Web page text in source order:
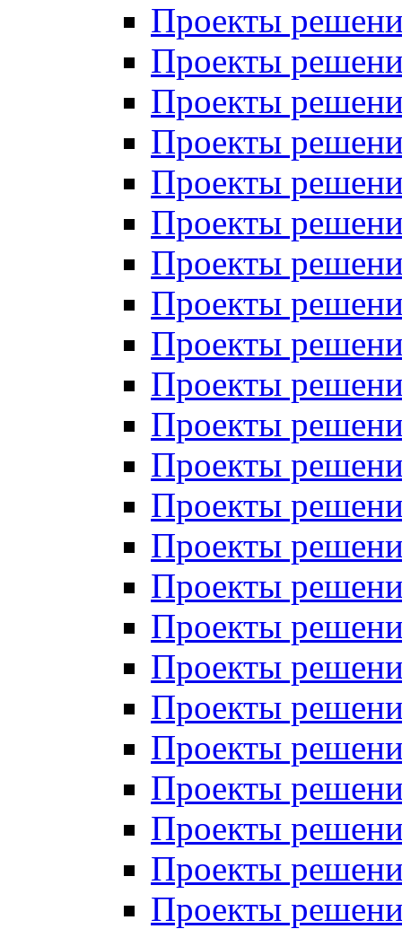
Проекты
Проекты
Проекты
Проекты
Проекты
Проекты
Проекты
Проекты
Проекты
Проекты
Проекты
Проекты
Проекты
Проекты
Проекты
Проекты
Проекты
Проекты
Проекты
Проекты
Проекты
Проекты
Проекты